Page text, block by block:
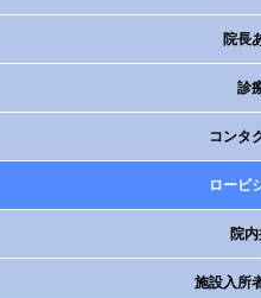
院長
診
コンタ
ロービ
院
施設入所